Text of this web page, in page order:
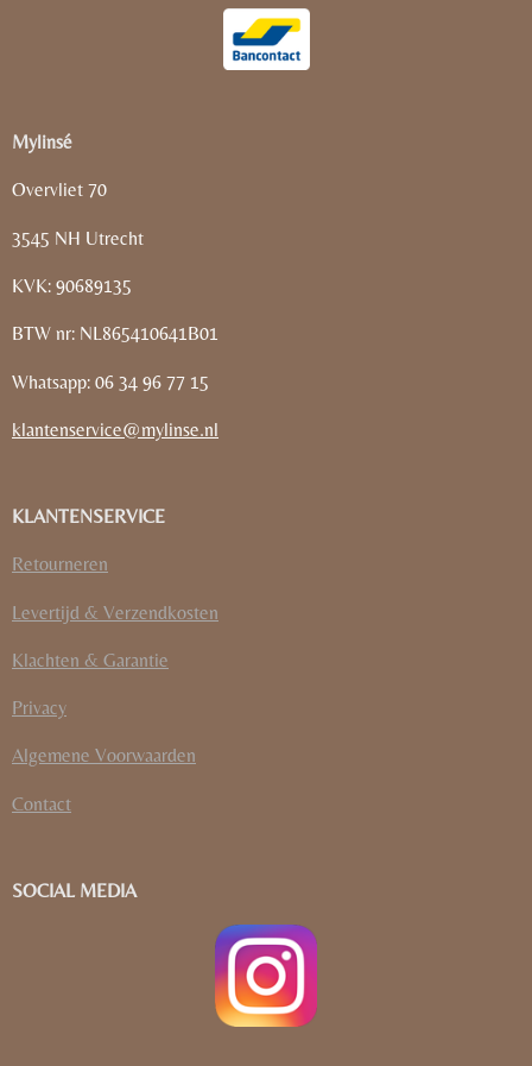
Mylinsé
Overvliet 70
3545 NH Utrecht
KVK: 90689135
BTW nr: NL865410641B01
Whatsapp: 06 34 96 77 15
klantenservice@mylinse.nl
KLANTENSERVICE
Retourneren
Levertijd & Verzendkosten
Klachten & Garantie
Privacy
Algemene Voorwaarden
Contact
SOCIAL MEDIA